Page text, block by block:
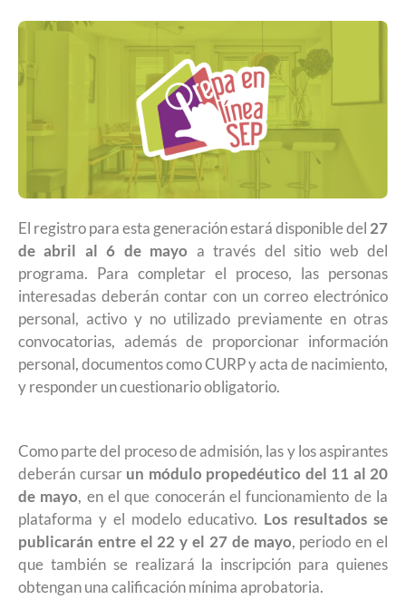
El registro para esta generación estará disponible del27
de abril al 6 de mayo a través del sitio web del
programa. Para completar el proceso, las personas
interesadas deberán contar con un correo electrónico
personal, activo y no utilizado previamente en otras
convocatorias, además de proporcionar información
personal, documentos como CURP y acta de nacimiento,
y responder un cuestionario obligatorio.
Como parte del proceso de admisión, las y los aspirantes
deberán cursar un módulo propedéutico del 11 al 20
de mayo, en el que conocerán el funcionamiento de la
plataforma y el modelo educativo. Los resultados se
publicarán entre el 22 y el 27 de mayo, periodo en el
que también se realizará la inscripción para quienes
obtengan una calificación mínima aprobatoria.